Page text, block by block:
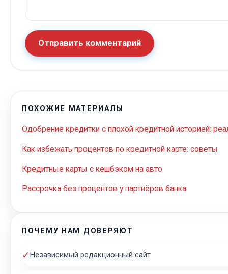
Отправить комментарий
ПОХОЖИЕ МАТЕРИАЛЫ
Одобрение кредитки с плохой кредитной историей:
Как избежать процентов по кредитной карте: советы
Кредитные карты с кешбэком на авто
Рассрочка без процентов у партнёров банка
ПОЧЕМУ НАМ ДОВЕРЯЮТ
✓ Независимый редакционный сайт